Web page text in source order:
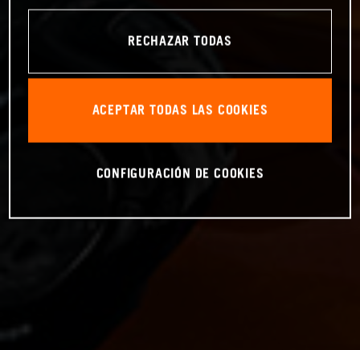
RECHAZAR TODAS
ACEPTAR TODAS LAS COOKIES
CONFIGURACIÓN DE COOKIES